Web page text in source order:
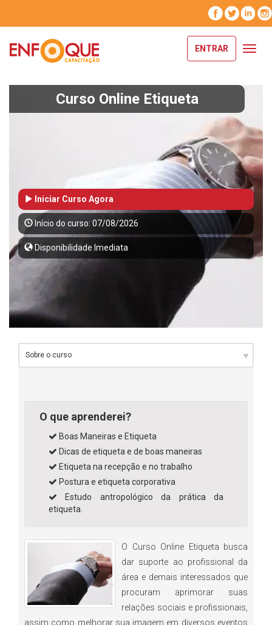
ENTRAR
Curso Online Etiqueta
Iniciar Curso Agora
Início do curso: 07/08/2026
Disponibilidade Imediata
O que aprenderei?
Boas Maneiras e Etiqueta
Dicas de etiqueta e de boas maneiras
Etiqueta na recepção e no trabalho
Postura e etiqueta corporativa
Estudo antropológico da prática da
etiqueta.
O Curso Online Etiqueta busca
dar suporte ao profissional da
área e demais interessados que
procuram aprimorar suas
relações sociais e profissionais,
assim como melhorar sua imagem em diversos eventos